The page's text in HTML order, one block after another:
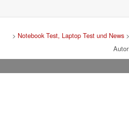
> Notebook Test, Laptop Test und News>